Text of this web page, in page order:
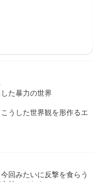
た暴力の世界
うした世界観を形作るエ
回みたいに反撃を食らう